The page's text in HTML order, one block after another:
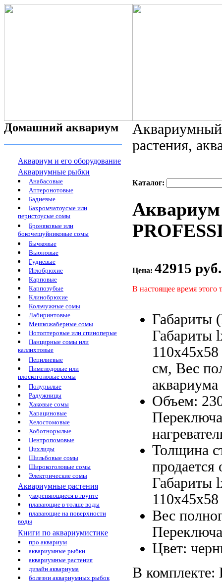
Домашний аквариум
Аквариум и его оборудование
Аквариумные рыбки
Анабасовые
Аптеронотовые
Бадиевые
Бахромчатоусые или
перистоусые сомы
Броняковые или
бокочешуйниковые сомы
Бычковые
Вьюновые
Гудиевые
Иглобрюхие
Карповые
Карпозубые
Клинобрюхие
Кольчужные сомы
Лабиринтовые
Мешкожаберные сомы
Нотоптеровые или спиноперые
Панцирные сомы или
каллихтовые
Пецилиевые
Пимелодовые или
плоскоголовые сомы
Полурылые
Радужницы
Хаковые сомы
Харациновые
Хелостомовые
Хоботнорылые
Центропомовые
Цихлиды
Шильбовые сомы
Широкоголовые сомы
Электрические сомы
Аквариумные растения
укореняющиеся в грунте
плавающие в толще воды
плавающие на поверхности
воды
Книги по аквариумистике
про аквариум
аквариумные рыбки
аквариумные растения
дизайн аквариума
болезни аквариумных рыбок
растения,
Каталог:
Аквариум
Цена: 42915 руб.
В настоящее время этого
Габариты
Габариты
110х45x58
cм, Вес
аквариума
Объем:
Толщина
продается
Габариты
110х45x58
Вес
Цвет:
В комплекте: